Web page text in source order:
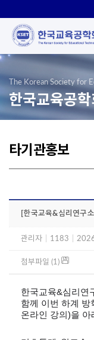
The Korean Society for
한국교육공
타기관홍보
[한국교육&심리연구
관리자 1183
첨부파일 (1)
한국교육&심리연
함께 이번 하계 방
온라인 강의 )을 아